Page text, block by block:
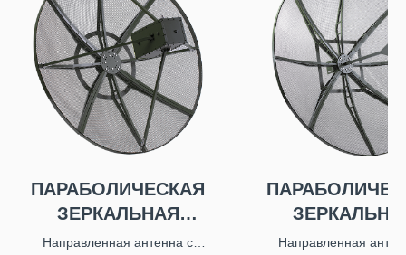
ПАРАБОЛИЧЕСКАЯ
ЗЕРКАЛЬНАЯ
АНТЕННА INWAVE
Направленная антенна с
АНТЕННА
Направленная